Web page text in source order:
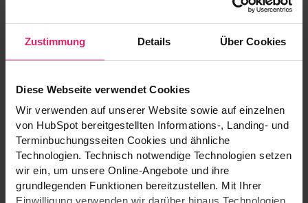
Zustimmung Details Über Cookies
Diese Webseite verwendet Cookies
Wir verwenden auf unserer Website sowie auf einzelnen
von HubSpot bereitgestellten Informations-, Landing- und
Terminbuchungsseiten Cookies und ähnliche
Technologien. Technisch notwendige Technologien setzen
wir ein, um unsere Online-Angebote und ihre
grundlegenden Funktionen bereitzustellen. Mit Ihrer
Einwilligung verwenden wir darüber hinaus Technologien,
Migration TYPO3 zu Drupal mit PIM-
Integration für Catnic